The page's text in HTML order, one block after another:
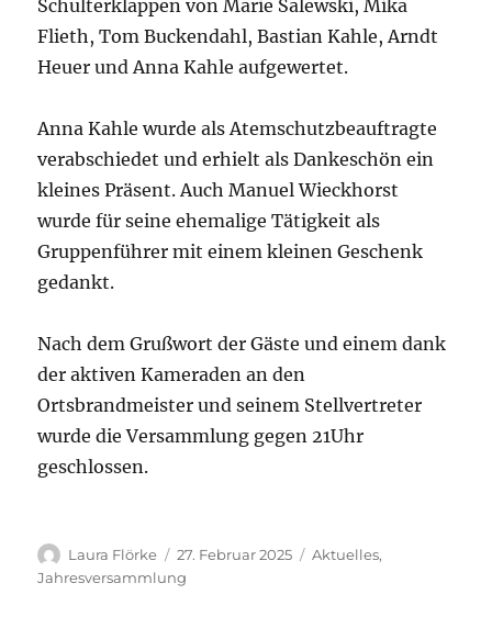
Schulterklappen von Marie Salewski, Mika
Flieth, Tom Buckendahl, Bastian Kahle, Arndt
Heuer und Anna Kahle aufgewertet.
Anna Kahle wurde als Atemschutzbeauftragte
verabschiedet und erhielt als Dankeschön ein
kleines Präsent. Auch Manuel Wieckhorst
wurde für seine ehemalige Tätigkeit als
Gruppenführer mit einem kleinen Geschenk
gedankt.
Nach dem Grußwort der Gäste und einem dank
der aktiven Kameraden an den
Ortsbrandmeister und seinem Stellvertreter
wurde die Versammlung gegen 21Uhr
geschlossen.
Autor
Laura Flörke
Veröffentlicht
am
27. Februar 2025 Kategorien
Aktuelles,
Jahresversammlung